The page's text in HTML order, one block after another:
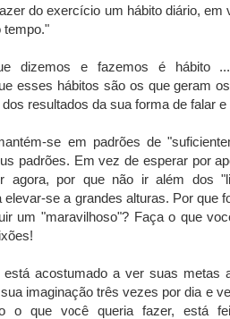
do exercício um hábito diário, em
tempo."
dizemos e fazemos é hábito
esses hábitos são os que geram
resultados da sua forma de falar e
se em padrões de
padrões. Em vez de esperar por
agora, por que não ir além dos
se a grandes alturas. Por que
um "maravilhoso"? Faça o que
está acostumado a ver suas metas
imaginação três vezes por dia e
o que você queria fazer, está